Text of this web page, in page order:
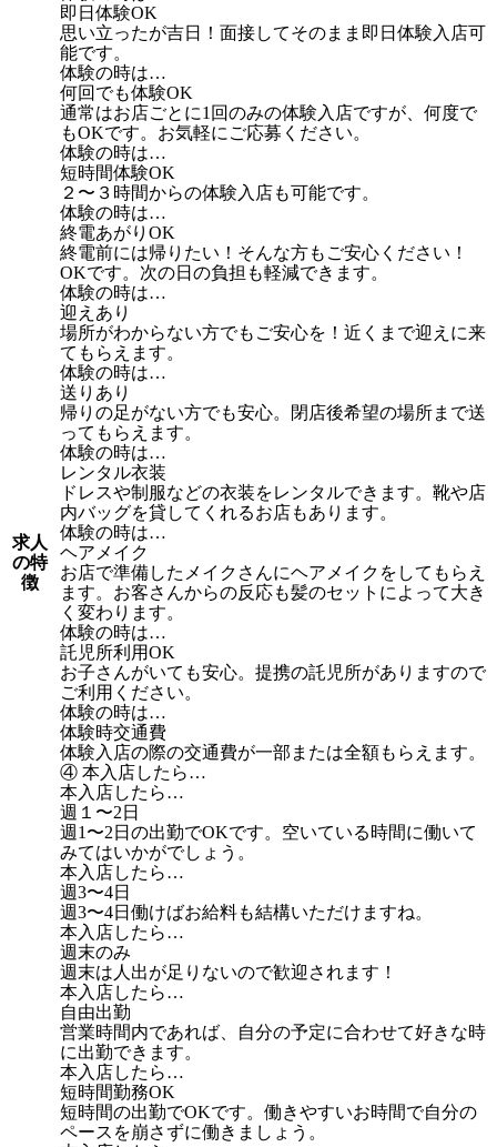
求人
の特
徴
即日体験OK
思い立ったが吉日！面接してそのまま即日体験入店可
能です。
体験の時は…
何回でも体験OK
通常はお店ごとに1回のみの体験入店ですが、何度で
もOKです。お気軽にご応募ください。
体験の時は…
短時間体験OK
２〜３時間からの体験入店も可能です。
体験の時は…
終電あがりOK
終電前には帰りたい！そんな方もご安心ください！
OKです。次の日の負担も軽減できます。
体験の時は…
迎えあり
場所がわからない方でもご安心を！近くまで迎えに来
てもらえます。
体験の時は…
送りあり
帰りの足がない方でも安心。閉店後希望の場所まで送
ってもらえます。
体験の時は…
レンタル衣装
ドレスや制服などの衣装をレンタルできます。靴や店
内バッグを貸してくれるお店もあります。
体験の時は…
ヘアメイク
お店で準備したメイクさんにヘアメイクをしてもらえ
ます。お客さんからの反応も髪のセットによって大き
く変わります。
体験の時は…
託児所利用OK
お子さんがいても安心。提携の託児所がありますので
ご利用ください。
体験の時は…
体験時交通費
体験入店の際の交通費が一部または全額もらえます。
④ 本入店したら…
本入店したら…
週１〜2日
週1〜2日の出勤でOKです。空いている時間に働いて
みてはいかがでしょう。
本入店したら…
週3〜4日
週3〜4日働けばお給料も結構いただけますね。
本入店したら…
週末のみ
週末は人出が足りないので歓迎されます！
本入店したら…
自由出勤
営業時間内であれば、自分の予定に合わせて好きな時
に出勤できます。
本入店したら…
短時間勤務OK
短時間の出勤でOKです。働きやすいお時間で自分の
ペースを崩さずに働きましょう。